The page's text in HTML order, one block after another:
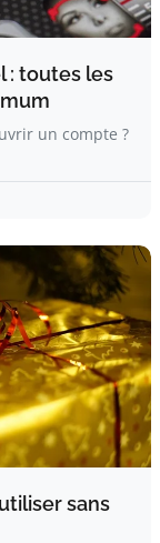
: toutes les
un compte ?
sans